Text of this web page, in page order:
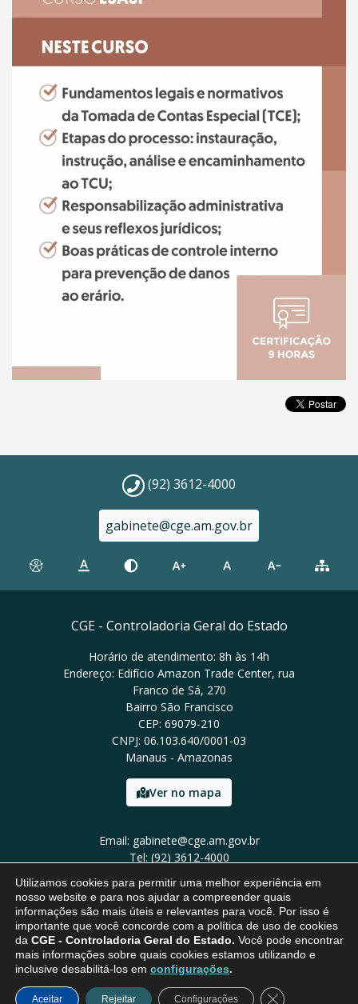
(92) 3612-4000
gabinete@cge.am.gov.br
CGE - Controladoria Geral do Estado
Horário de atendimento: 8h às 14h
Endereço: Edifício Amazon Trade Center, rua
Franco de Sá, 270
Bairro São Francisco
CEP: 69079-210
CNPJ: 06.103.640/0001-03
Manaus - Amazonas
Ver no mapa
Email: gabinete@cge.am.gov.br
Tel: (92) 3612-4000
Utilizamos cookies para permitir uma melhor experiência em
nosso website e para nos ajudar a compreender quais
informações são mais úteis e relevantes para você. Por isso é
importante que você concorde com a política de uso de cookies
da CGE - Controladoria Geral do Estado. Você pode encontrar
mais informações sobre quais cookies estamos utilizando e
inclusive desabilitá-los em configurações.
Aceitar Rejeitar Configurações Close GDPR